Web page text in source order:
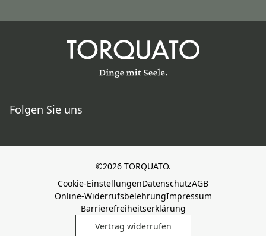
Folgen Sie uns
©2026 TORQUATO.
Cookie-EinstellungenDatenschutzAGB
Online-WiderrufsbelehrungImpressum
Barrierefreiheitserklärung
Vertrag widerrufen